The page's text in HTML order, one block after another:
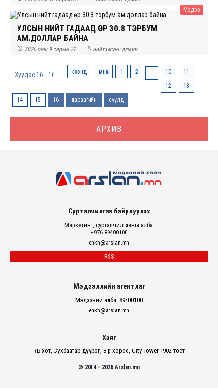
Мэдээ
УЛСЫН НИЙТ ГАДААД ӨР 30.8 ТЭРБУМ
АМ.ДОЛЛАР БАЙНА
 2020 оны 9 сарын 21  нийтэлсэн: админ
Хуудас 16 - 16 эхэнд өмнөх 1 2 .. 10 11
12 13
14 15 16 дараагийн сүүлд
АРХИВ
Сурталчилгаа байрлуулах
Маркетинг, сурталчилгааны алба:
+976 89400100
enkh@arslan.mn
RSS
Мэдээллийн агентлаг
Мэдээний алба: 89400100
enkh@arslan.mn
Хаяг
УБ хот, Сүхбаатар дүүрэг, 8-р хороо, City Tower 1902 тоот
© 2014 - 2026 Arslan.mn